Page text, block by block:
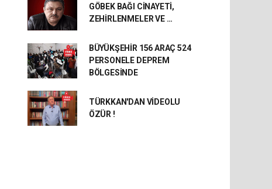
GÖBEK BAĞI CİNAYETİ,
ZEHİRLENMELER VE …
BÜYÜKŞEHİR 156 ARAÇ 524
PERSONELE DEPREM
BÖLGESİNDE
TÜRKKAN'DAN VİDEOLU
ÖZÜR !